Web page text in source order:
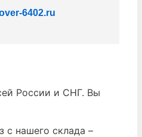
6402.ru
России и СНГ. Вы
с нашего склада –